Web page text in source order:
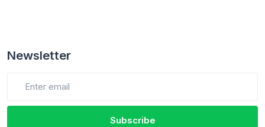
Newsletter
Subscribe